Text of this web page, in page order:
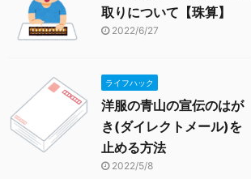
取りについて【珠算】
2022/6/27
ライフハック
洋服の青山の宣伝のはが
き(ダイレクトメール)を
止める方法
2022/5/8